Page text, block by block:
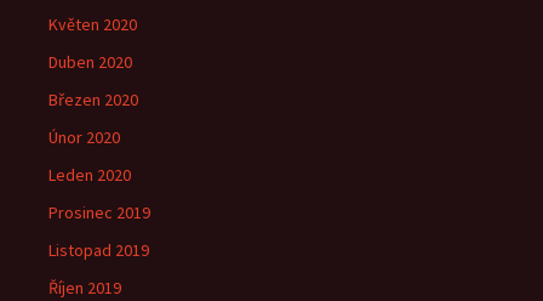
Květen 2020
Duben 2020
Březen 2020
Únor 2020
Leden 2020
Prosinec 2019
Listopad 2019
Říjen 2019